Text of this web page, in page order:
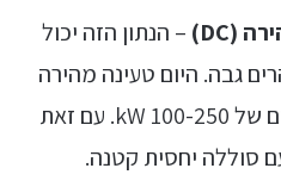
– הנתון הזה יכול
גבה. היום טעינה מהירה
של רכבים הם בהספקים של 100-250 kW. עם זאת
עם סוללה יחסית קטנה.